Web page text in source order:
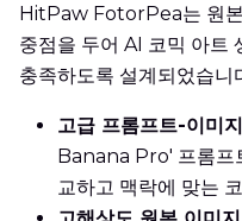
HitPaw FotorPea는 원본
중점을 두어 AI 코믹 아트
충족하도록 설계되었습니
고급 프롬프트-이미
Banana Pro' 프롬프
교하고 맥락에 맞는